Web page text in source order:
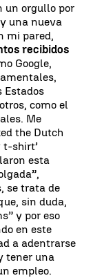
un orgullo por
una nueva
mi pared,
recibidos
Google,
Estados
como el
Me
the Dutch
shirt’
esta
se trata de
sin duda,
y por eso
en este
a adentrarse
tener una
empleo.